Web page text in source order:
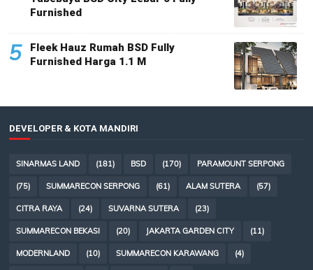
Furnished
5
Fleek Hauz Rumah BSD Fully
Furnished Harga 1.1 M
DEVELOPER & KOTA MANDIRI
SINARMAS LAND (181) BSD (170) PARAMOUNT SERPONG
(75) SUMMARECON SERPONG (61) ALAM SUTERA (57)
CITRA RAYA (24) SUVARNA SUTERA (23)
SUMMARECON BEKASI (20) JAKARTA GARDEN CITY (11)
MODERNLAND (10) SUMMARECON KARAWANG (4)